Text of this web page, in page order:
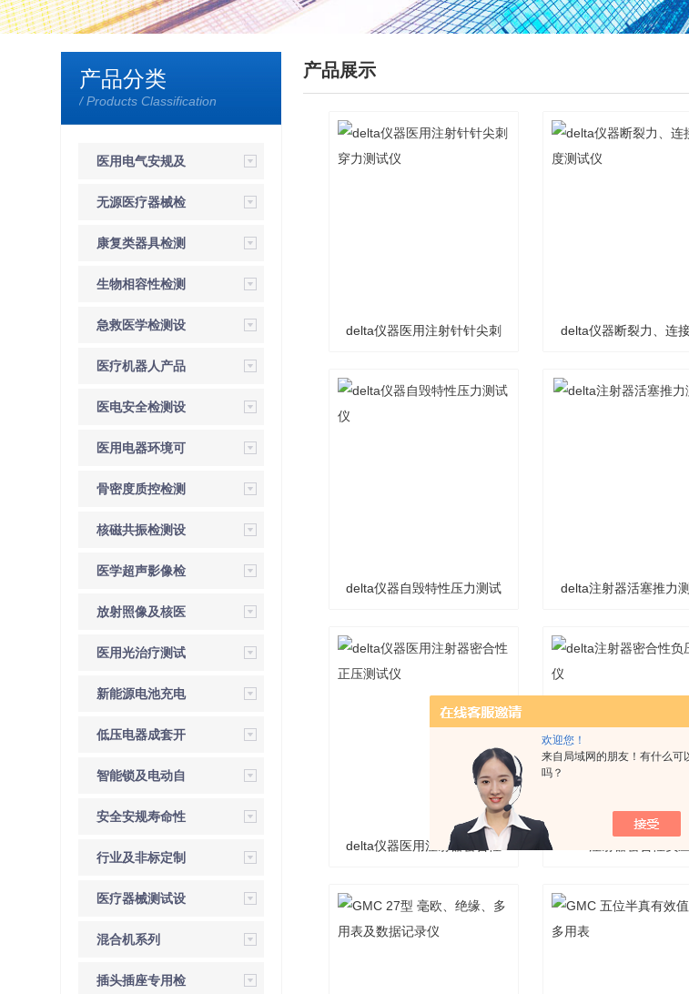
欢迎您！
来自局域网的朋友！有什么可
吗？
产品分类
/ Products Classification
医用电气安规及
EMC检测
无源医疗器械检
测设备
康复类器具检测
设备
生物相容性检测
设备
急救医学检测设
备
医疗机器人产品
检测设备
医电安全检测设
备
医用电器环境可
靠性检测
骨密度质控检测
设备
核磁共振检测设
备
医学超声影像检
测设备
放射照像及核医
学质控检测
医用光治疗测试
系统
新能源电池充电
桩检测设备
低压电器成套开
关检测设备
智能锁及电动自
行车检测
安全安规寿命性
能检测设备
行业及非标定制
检测设备
医疗器械测试设
备
混合机系列
插头插座专用检
产品展示
delta仪器医用注射针针尖刺 delta仪器断裂力、连
delta仪器自毁特性压力测试 delta注射器活塞推力
delta仪器医用注射器密合性